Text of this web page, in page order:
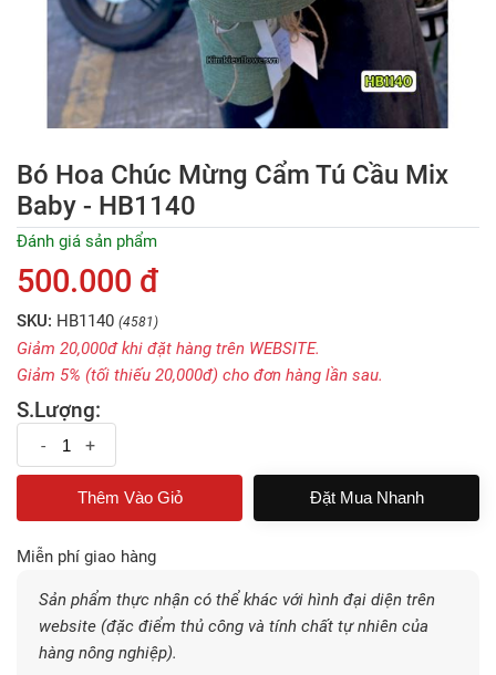
Bó Hoa Chúc Mừng Cẩm Tú Cầu Mix
Baby - HB1140
Đánh giá sản phẩm
500.000 đ
SKU: HB1140 (4581)
Giảm 20,000đ khi đặt hàng trên WEBSITE.
Giảm 5% (tối thiếu 20,000đ) cho đơn hàng lần sau.
S.Lượng:
- +
Đặt Mua Nhanh
Miễn phí giao hàng
Sản phẩm thực nhận có thể khác với hình đại diện trên
website (đặc điểm thủ công và tính chất tự nhiên của
hàng nông nghiệp).